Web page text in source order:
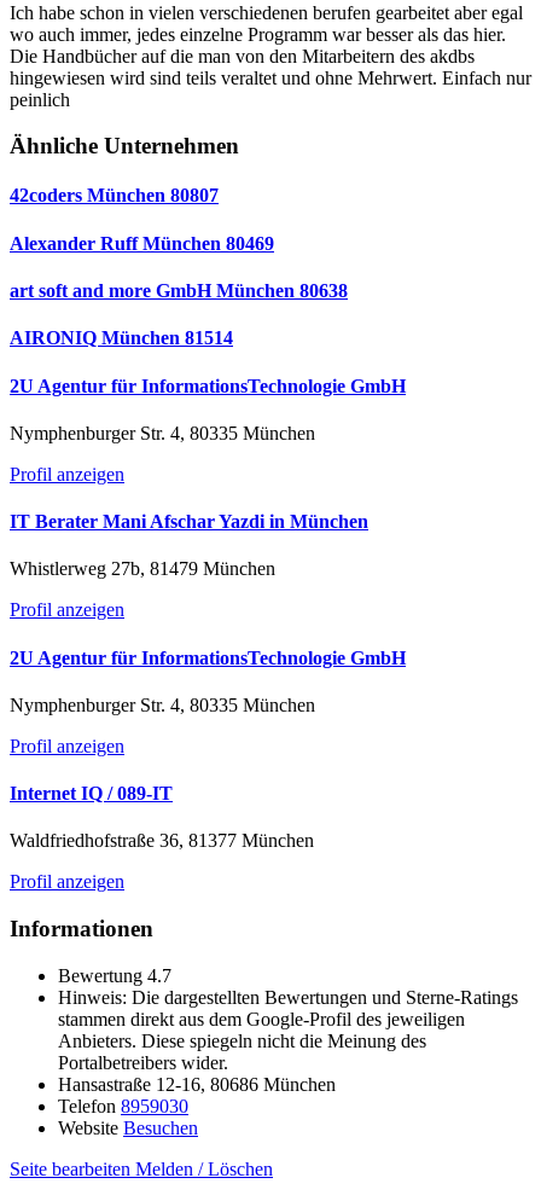
Ich habe schon in vielen verschiedenen berufen gearbeitet aber egal
wo auch immer, jedes einzelne Programm war besser als das hier.
Die Handbücher auf die man von den Mitarbeitern des akdbs
hingewiesen wird sind teils veraltet und ohne Mehrwert. Einfach nur
peinlich
Ähnliche Unternehmen
42coders München 80807
Alexander Ruff München 80469
art soft and more GmbH München 80638
AIRONIQ München 81514
2U Agentur für InformationsTechnologie GmbH
Nymphenburger Str. 4, 80335 München
Profil anzeigen
IT Berater Mani Afschar Yazdi in München
Whistlerweg 27b, 81479 München
Profil anzeigen
2U Agentur für InformationsTechnologie GmbH
Nymphenburger Str. 4, 80335 München
Profil anzeigen
Internet IQ / 089-IT
Waldfriedhofstraße 36, 81377 München
Profil anzeigen
Informationen
Bewertung 4.7
Hinweis: Die dargestellten Bewertungen und Sterne-Ratings
stammen direkt aus dem Google-Profil des jeweiligen
Anbieters. Diese spiegeln nicht die Meinung des
Portalbetreibers wider.
Hansastraße 12-16, 80686 München
Telefon 8959030
Website Besuchen
Seite bearbeiten Melden / Löschen